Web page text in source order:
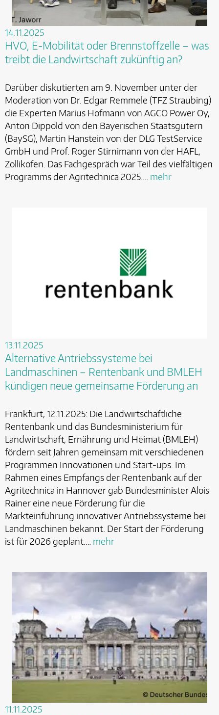
14.11.2025
HVO, E-Mobilität oder Brennstoffzelle – was
treibt die Landwirtschaft zukünftig an?
Darüber diskutierten am 9. November unter der
Moderation von Dr. Edgar Remmele (TFZ Straubing)
die Experten Marius Hofmann von AGCO Power Oy,
Anton Dippold von den Bayerischen Staatsgütern
(BaySG), Martin Hanstein von der DLG TestService
GmbH und Prof. Roger Stirnimann von der HAFL,
Zollikofen. Das Fachgespräch war Teil des vielfältigen
Programms der Agritechnica 2025.… mehr
13.11.2025
Alternative Antriebssysteme bei
Landmaschinen – Rentenbank und BMLEH
kündigen neue gemeinsame Förderung an
Frankfurt, 12.11.2025: Die Landwirtschaftliche
Rentenbank und das Bundesministerium für
Landwirtschaft, Ernährung und Heimat (BMLEH)
fördern seit Jahren gemeinsam mit verschiedenen
Programmen Innovationen und Start-ups. Im
Rahmen eines Empfangs der Rentenbank auf der
Agritechnica in Hannover gab Bundesminister Alois
Rainer eine neue Förderung für die
Markteinführung innovativer Antriebssysteme bei
Landmaschinen bekannt. Der Start der Förderung
ist für 2026 geplant.… mehr
11.11.2025